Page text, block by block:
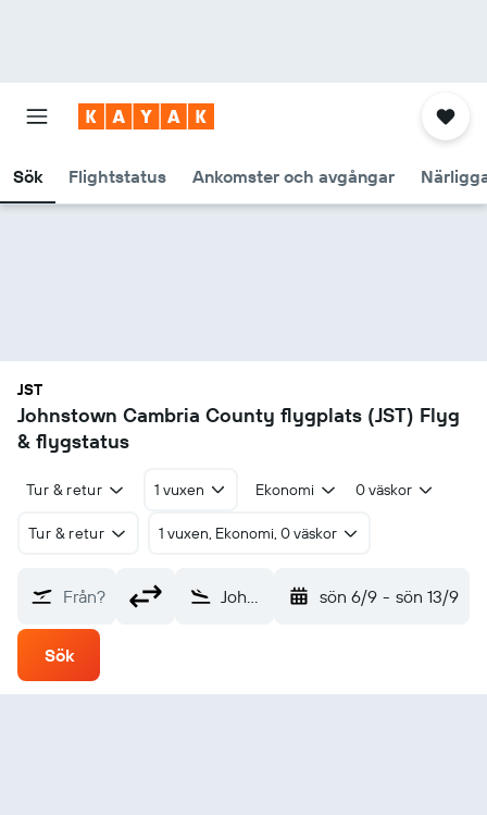
Sök Flightstatus Ankomster och avgångar
JST
Johnstown Cambria County flygplats (JST) Flyg
& flygstatus
Tur & retur 1 vuxen Ekonomi 0 väskor
Tur & retur 1 vuxen, Ekonomi, 0 väskor
Från? Johnstown Cambria County (JST) sön 6/9 - sön 13/9
Sök